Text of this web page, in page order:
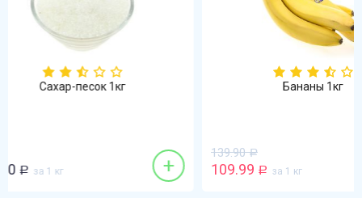
+ за 1 кг + 69.90